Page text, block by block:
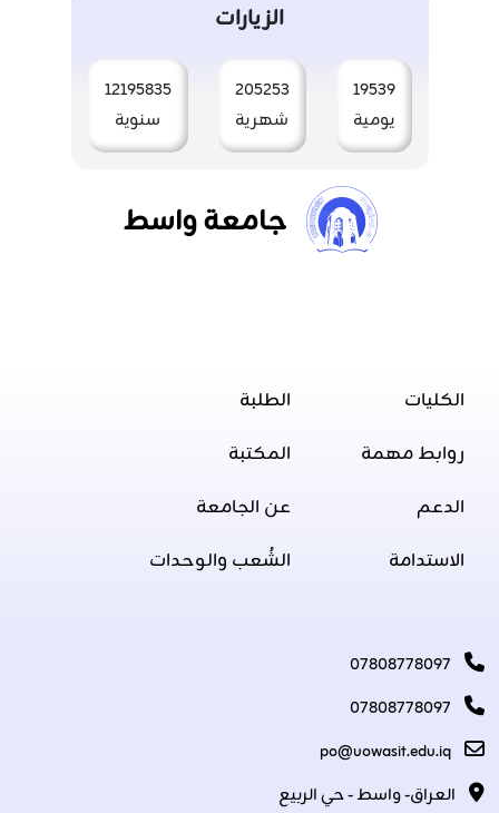
الزيارات
19539
يومية
205253
شهرية
12195835
سنوية
جامعة واسط
الكليات
روابط مهمة
الدعم
الاستدامة
الطلبة
المكتبة
عن الجامعة
الشُعب والوحدات
07808778097
07808778097
po@uowasit.edu.iq
العراق- واسط - حي الربيع